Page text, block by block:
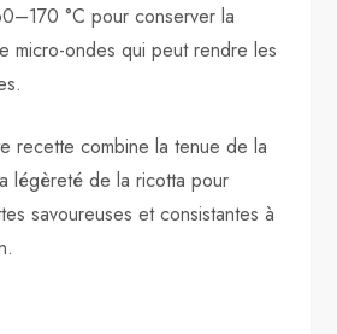
°C pour conserver la
micro-ondes qui peut rendre les
recette combine la tenue de la
légèreté de la ricotta pour
savoureuses et consistantes à